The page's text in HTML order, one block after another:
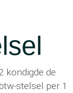
kondigde de
stelsel per 1